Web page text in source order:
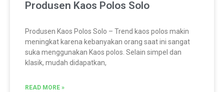
Produsen Kaos Polos Solo
Produsen Kaos Polos Solo – Trend kaos polos makin
meningkat karena kebanyakan orang saat ini sangat
suka menggunakan Kaos polos. Selain simpel dan
klasik, mudah didapatkan,
READ MORE »